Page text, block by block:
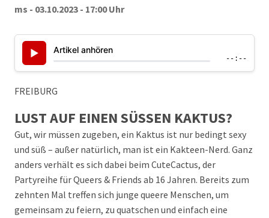
ms - 03.10.2023 - 17:00 Uhr
▶ Artikel anhören
--:--
FREIBURG
LUST AUF EINEN SÜSSEN KAKTUS?
Gut, wir müssen zugeben, ein Kaktus ist nur bedingt sexy
und süß – außer natürlich, man ist ein Kakteen-Nerd. Ganz
anders verhält es sich dabei beim CuteCactus, der
Partyreihe für Queers & Friends ab 16 Jahren. Bereits zum
zehnten Mal treffen sich junge queere Menschen, um
gemeinsam zu feiern, zu quatschen und einfach eine